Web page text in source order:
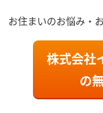
お住まいのお悩み・
株式会社
の